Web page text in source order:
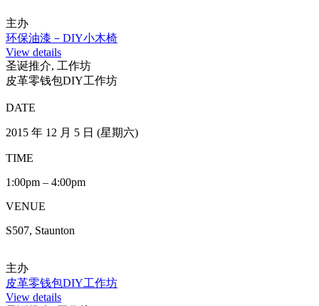
圣诞树盒工作坊
DATE
2015 年 12 月 6 日 (星期日)
VENUE
S507, Staunton
主办
View details
环保油漆－DIY小木椅
DATE